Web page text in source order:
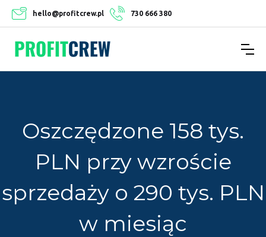
hello@profitcrew.pl 730 666 380
Oszczędzone 158 tys.
PLN przy wzroście
sprzedaży o 290 tys. PLN
w miesiąc